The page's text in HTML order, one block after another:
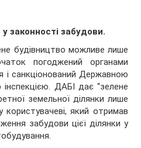
законності забудови.
будівництво можливе лише
погоджений органами
і санкціонований Державною
інспекцією. ДАБІ дає “зелене
земельної ділянки лише
користувачеві, який отримав
забудови цієї ділянки у